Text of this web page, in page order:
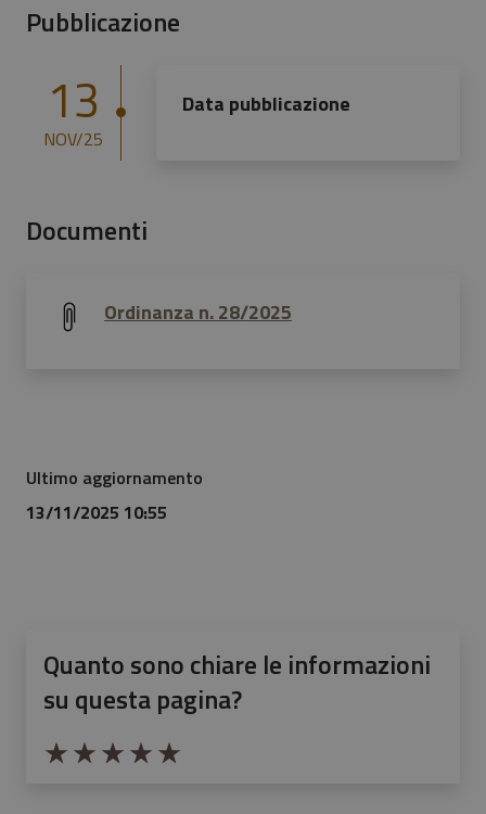
Pubblicazione
13
NOV/25
Data pubblicazione
Documenti
Ordinanza n. 28/2025
Ultimo aggiornamento
13/11/2025 10:55
Quanto sono chiare le informazioni
su questa pagina?
Valuta da 1 a 5 stelle la pagina